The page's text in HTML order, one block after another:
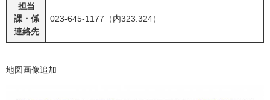
担当
課・係
連絡先
023-645-1177（内323.324）
地図画像追加